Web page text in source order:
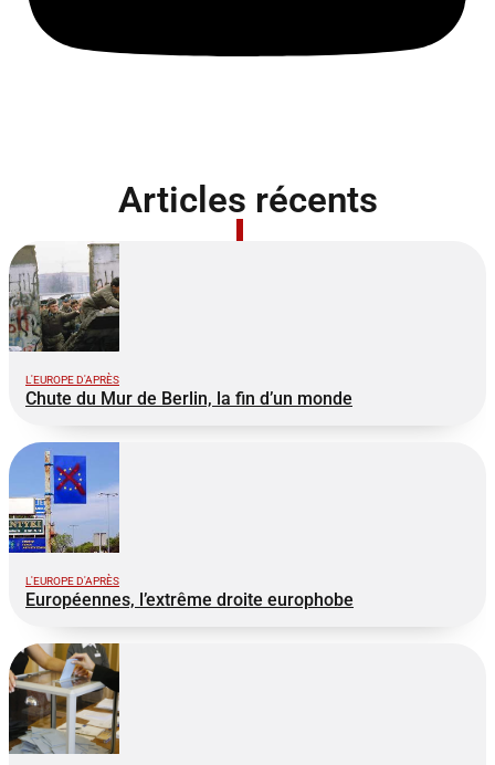
Articles récents
L'EUROPE D'APRÈS
Chute du Mur de Berlin, la fin d’un monde
L'EUROPE D'APRÈS
Européennes, l’extrême droite europhobe